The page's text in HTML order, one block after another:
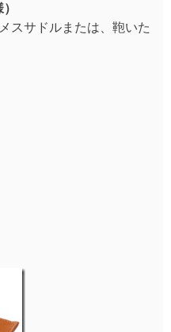
スサドルまたは、鞄いた